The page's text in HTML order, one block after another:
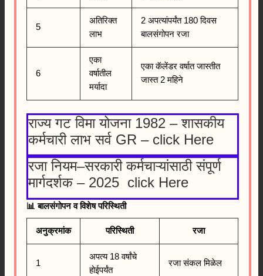
5
अतिरिक्त
लाभ
2 अपत्यांपर्यंत 180 दिवस
बालसंगोपन रजा
6
एका
वर्षातील
मर्यादा
एका कॅलेंडर वर्षात जास्तीत
जास्त 2 महिने
राज्य गट विमा योजना 1982 – शासकीय
कर्मचारी लाभ सर्व GR – click Here
रजा नियम–सरकारी कर्मचाऱ्यांसाठी संपूर्ण
मार्गदर्शक – 2025 click Here
📊 बालसंगोपन व विशेष परिस्थिती
अनुक्रमांक परिस्थिती रजा
1
अपत्य 18 वर्षांचे
होईपर्यंत
रजा संकल मिळेल